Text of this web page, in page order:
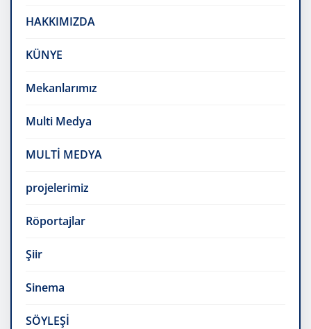
HAKKIMIZDA
KÜNYE
Mekanlarımız
Multi Medya
MULTİ MEDYA
projelerimiz
Röportajlar
Şiir
Sinema
SÖYLEŞİ